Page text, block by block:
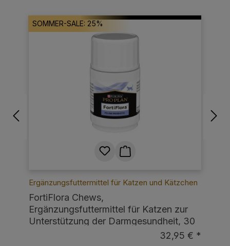
SOMMER-SALE: 25%
Ergänzungsfuttermittel für Katzen und Kätzchen
FortiFlora Chews,
Ergänzungsfuttermittel für Katzen zur
Unterstützung der Darmgesundheit, 30
32,95 € *